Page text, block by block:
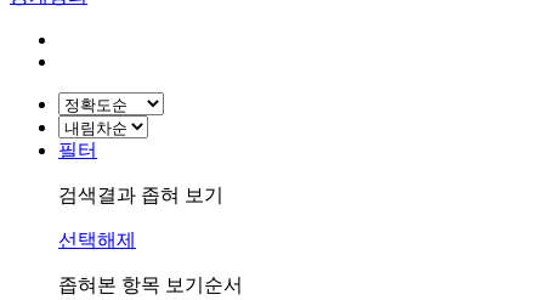
필터
검색결과 좁혀 보기
선택해제
좁혀본 항목 보기순서